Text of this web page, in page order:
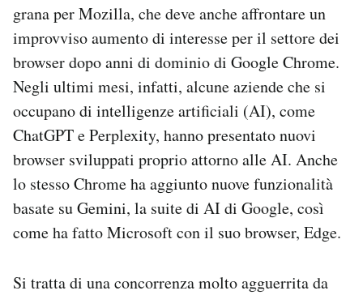
grana per Mozilla, che deve anche affrontare un
improvviso aumento di interesse per il settore dei
browser dopo anni di dominio di Google Chrome.
Negli ultimi mesi, infatti, alcune aziende che si
occupano di intelligenze artificiali (AI), come
ChatGPT e Perplexity, hanno presentato nuovi
browser sviluppati proprio attorno alle AI. Anche
lo stesso Chrome ha aggiunto nuove funzionalità
basate su Gemini, la suite di AI di Google, così
come ha fatto Microsoft con il suo browser, Edge.
Si tratta di una concorrenza molto agguerrita da